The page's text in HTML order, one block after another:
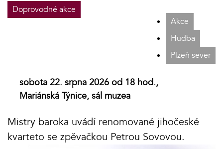
Doprovodné akce
Akce
Hudba
Plzeň sever
sobota 22. srpna 2026 od 18 hod.,
Mariánská Týnice, sál muzea
Mistry baroka uvádí renomované jihočeské
kvarteto se zpěvačkou Petrou Sovovou.